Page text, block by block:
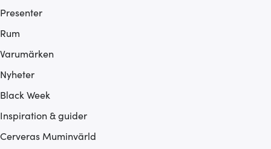
Presenter
Rum
Varumärken
Nyheter
Black Week
Inspiration & guider
Cerveras Muminvärld